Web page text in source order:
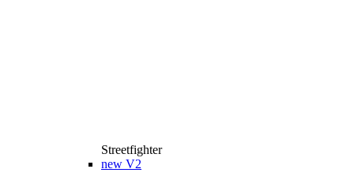
Streetfighter
new V2